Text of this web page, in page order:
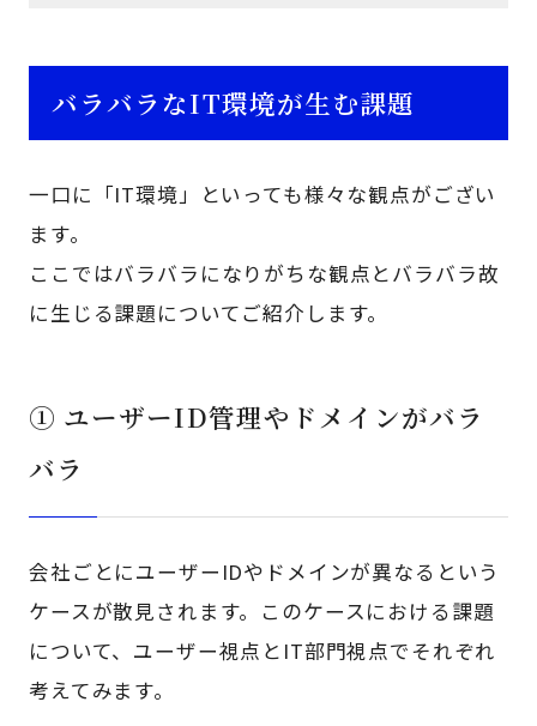
バラバラなIT環境が生む課題
一口に「IT環境」といっても様々な観点がござい
ます。
ここではバラバラになりがちな観点とバラバラ故
に生じる課題についてご紹介します。
① ユーザーID管理やドメインがバラ
バラ
会社ごとにユーザーIDやドメインが異なるという
ケースが散見されます。このケースにおける課題
について、ユーザー視点とIT部門視点でそれぞれ
考えてみます。